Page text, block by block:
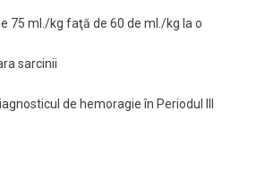
kg faţă de 60 de ml./kg la o
sarcinii
de hemoragie în Periodul III